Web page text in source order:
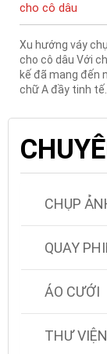
cho cô dâu
Xu hướng váy
cho cô dâu Với
kế đã mang đến
chữ A đầy tinh tế.
CHỤP
QUAY
ÁO CƯỚI
THƯ